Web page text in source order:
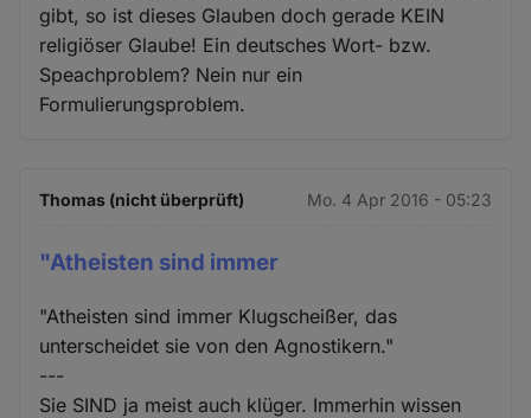
gibt, so ist dieses Glauben doch gerade KEIN
religiöser Glaube! Ein deutsches Wort- bzw.
Speachproblem? Nein nur ein
Formulierungsproblem.
Thomas (nicht überprüft) Mo. 4 Apr 2016 - 05:23
"Atheisten sind immer
"Atheisten sind immer Klugscheißer, das
unterscheidet sie von den Agnostikern."
---
Sie SIND ja meist auch klüger. Immerhin wissen